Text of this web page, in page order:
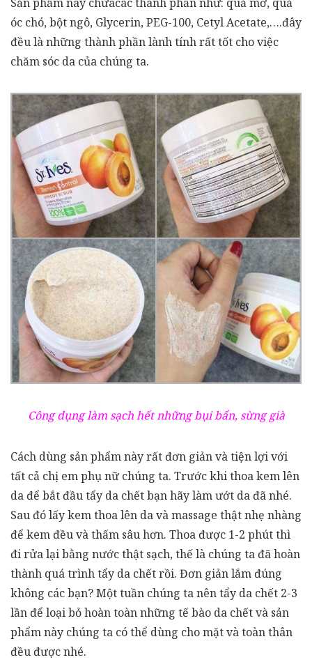
óc chó, bột ngô, Glycerin, PEG-100, Cetyl Acetate,….đây
đều là những thành phần lành tính rất tốt cho việc
chăm sóc da của chúng ta.
Công dụng làm sạch hết những bụi bẩn, sừng già
Cách dùng sản phẩm này rất đơn giản và tiện lợi với
tất cả chị em phụ nữ chúng ta. Trước khi thoa kem lên
da để bắt đầu tẩy da chết bạn hãy làm ướt da đã nhé.
Sau đó lấy kem thoa lên da và massage thật nhẹ nhàng
để kem đều và thấm sâu hơn. Thoa được 1-2 phút thì
đi rửa lại bằng nước thật sạch, thế là chúng ta đã hoàn
thành quá trình tẩy da chết rồi. Đơn giản lắm đúng
không các bạn? Một tuần chúng ta nên tẩy da chết 2-3
lần để loại bỏ hoàn toàn những tế bào da chết và sản
phẩm này chúng ta có thể dùng cho mặt và toàn thân
đều được nhé.